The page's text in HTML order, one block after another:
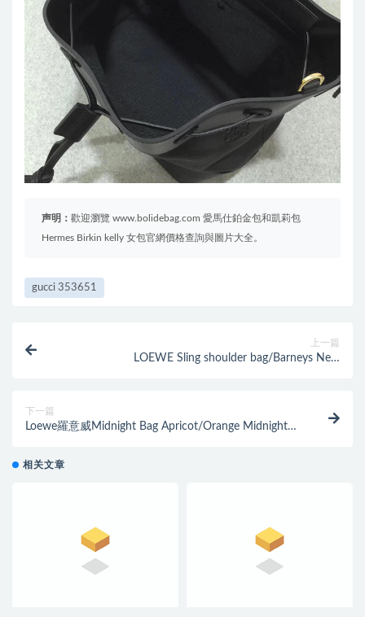
声明： 歡迎瀏覽 www.bolidebag.com 愛馬仕鉑金包和凱莉包
Hermes Birkin kelly 女包官網價格查詢與圖片大全。
gucci 353651
上一篇
LOEWE Sling shoulder bag/Barneys New
下一篇
Loewe羅意威Midnight Bag Apricot/Orange Midnight水
相关文章